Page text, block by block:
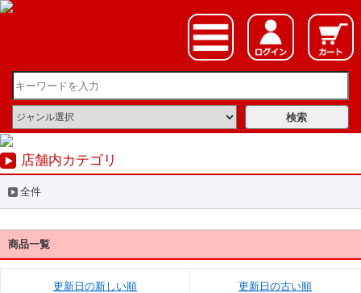
店舗内カテゴリ
全件
商品一覧
更新日の新しい順 更新日の古い順